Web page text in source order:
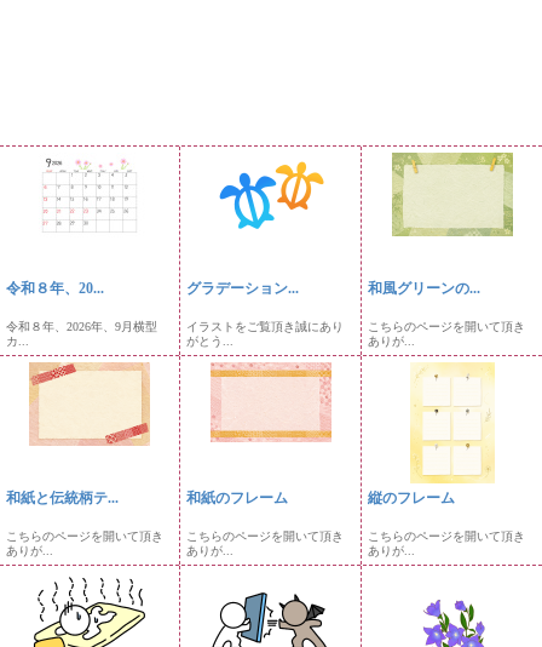
令和８年、20...
令和８年、2026年、9月横型
カ...
グラデーション...
イラストをご覧頂き誠にあり
がとう...
和風グリーンの...
こちらのページを開いて頂き
ありが...
和紙と伝統柄テ...
こちらのページを開いて頂き
ありが...
和紙のフレーム
こちらのページを開いて頂き
ありが...
縦のフレーム
こちらのページを開いて頂き
ありが...